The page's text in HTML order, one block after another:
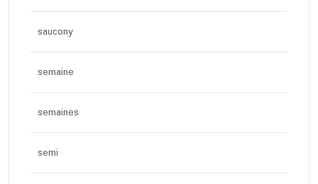
saucony
semaine
semaines
semi